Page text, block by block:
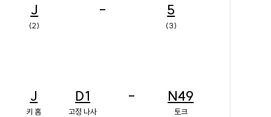
J - 5
(2) (3)
J D1 - N49
키 홈
고정 나사
토크